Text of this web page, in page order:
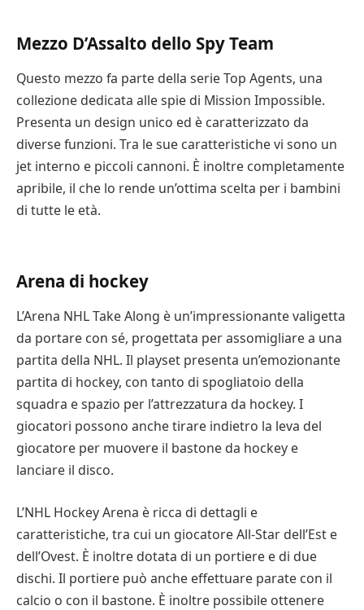
Mezzo D’Assalto dello Spy Team
Questo mezzo fa parte della serie Top Agents, una
collezione dedicata alle spie di Mission Impossible.
Presenta un design unico ed è caratterizzato da
diverse funzioni. Tra le sue caratteristiche vi sono un
jet interno e piccoli cannoni. È inoltre completamente
apribile, il che lo rende un’ottima scelta per i bambini
di tutte le età.
Arena di hockey
L’Arena NHL Take Along è un’impressionante valigetta
da portare con sé, progettata per assomigliare a una
partita della NHL. Il playset presenta un’emozionante
partita di hockey, con tanto di spogliatoio della
squadra e spazio per l’attrezzatura da hockey. I
giocatori possono anche tirare indietro la leva del
giocatore per muovere il bastone da hockey e
lanciare il disco.
L’NHL Hockey Arena è ricca di dettagli e
caratteristiche, tra cui un giocatore All-Star dell’Est e
dell’Ovest. È inoltre dotata di un portiere e di due
dischi. Il portiere può anche effettuare parate con il
calcio o con il bastone. È inoltre possibile ottenere